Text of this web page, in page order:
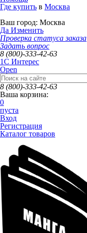
Где купить в Москва
Ваш город: Москва
Да Изменить
Проверка статуса заказа
Задать вопрос
8 (800)-333-42-63
1C Интерес
Open
8 (800)-333-42-63
Ваша корзина:
0
пуста
Вход
Регистрация
Каталог товаров